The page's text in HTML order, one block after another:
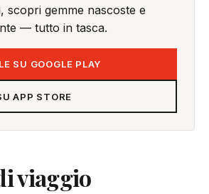
scopri gemme nascoste e
— tutto in tasca.
SU GOOGLE PLAY
APP STORE
viaggio